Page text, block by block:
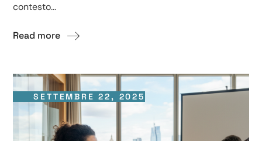
contesto...
Read more
SETTEMBRE 22, 2025